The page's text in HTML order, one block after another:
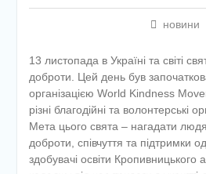
новини
13 листопада в Україні та світі
доброти. Цей день був
організацією World Kindness
різні благодійні та волонтерські
Мета цього свята – нагадати
доброти, співчуття та підтримки
здобувачі освіти Кропивницького